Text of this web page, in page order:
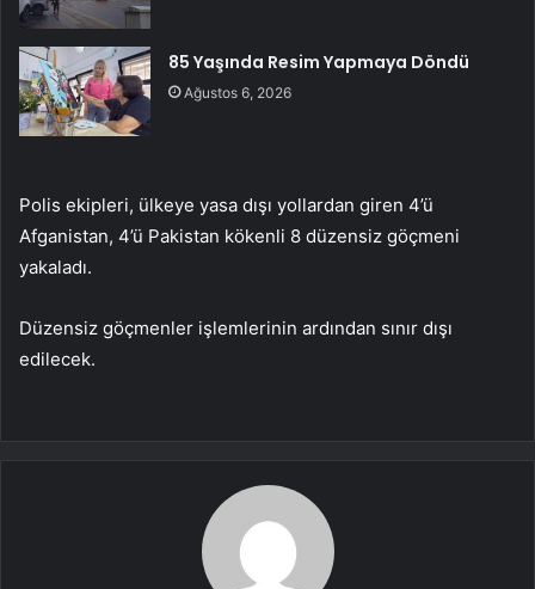
85 Yaşında Resim Yapmaya Döndü
Ağustos 6, 2026
Polis ekipleri, ülkeye yasa dışı yollardan giren 4’ü
Afganistan, 4’ü Pakistan kökenli 8 düzensiz göçmeni
yakaladı.
Düzensiz göçmenler işlemlerinin ardından sınır dışı
edilecek.